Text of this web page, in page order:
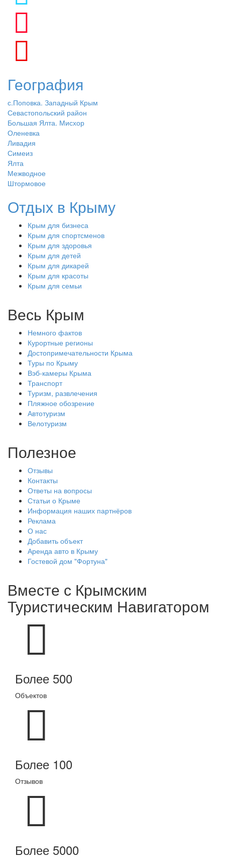
География
с.Поповка. Западный Крым
Севастопольский район
Большая Ялта. Мисхор
Оленевка
Ливадия
Симеиз
Ялта
Межводное
Штормовое
Отдых в Крыму
Крым для бизнеса
Крым для спортсменов
Крым для здоровья
Крым для детей
Крым для дикарей
Крым для красоты
Крым для семьи
Весь Крым
Немного фактов
Курортные регионы
Достопримечательности Крыма
Туры по Крыму
Вэб-камеры Крыма
Транспорт
Туризм, развлечения
Пляжное обозрение
Автотуризм
Велотуризм
Полезное
Отзывы
Контакты
Ответы на вопросы
Статьи о Крыме
Информация наших партнёров
Реклама
О нас
Добавить объект
Аренда авто в Крыму
Гостевой дом "Фортуна"
Вместе с Крымским
Туристическим Навигатором
Более 500
Объектов
Более 100
Отзывов
Более 5000